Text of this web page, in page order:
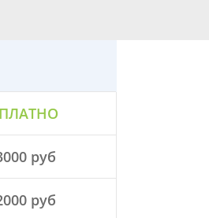
руб
руб